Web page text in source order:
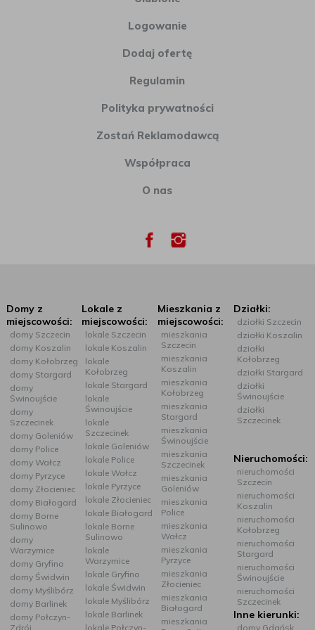
Logowanie
Dodaj ofertę
Regulamin
Polityka prywatności
Zostań Reklamodawcą
Współpraca
O nas
Domy z
miejscowości:
domy Szczecin
domy Koszalin
domy Kołobrzeg
domy Stargard
domy
Świnoujście
domy
Szczecinek
domy Goleniów
domy Police
domy Wałcz
domy Pyrzyce
domy Złocieniec
domy Białogard
domy Borne
Sulinowo
domy
Warzymice
domy Gryfino
domy Świdwin
domy Myślibórz
domy Barlinek
domy Połczyn-
Zdrój
Lokale z
miejscowości:
lokale Szczecin
lokale Koszalin
lokale
Kołobrzeg
lokale Stargard
lokale
Świnoujście
lokale
Szczecinek
lokale Goleniów
lokale Police
lokale Wałcz
lokale Pyrzyce
lokale Złocieniec
lokale Białogard
lokale Borne
Sulinowo
lokale
Warzymice
lokale Gryfino
lokale Świdwin
lokale Myślibórz
lokale Barlinek
lokale Połczyn-
Mieszkania z
miejscowości:
mieszkania
Szczecin
mieszkania
Koszalin
mieszkania
Kołobrzeg
mieszkania
Stargard
mieszkania
Świnoujście
mieszkania
Szczecinek
mieszkania
Goleniów
mieszkania
Police
mieszkania
Wałcz
mieszkania
Pyrzyce
mieszkania
Złocieniec
mieszkania
Białogard
mieszkania
Działki:
działki Szczecin
działki Koszalin
działki
Kołobrzeg
działki Stargard
działki
Świnoujście
działki
Szczecinek
Nieruchomości:
nieruchomości
Szczecin
nieruchomości
Koszalin
nieruchomości
Kołobrzeg
nieruchomości
Stargard
nieruchomości
Świnoujście
nieruchomości
Szczecinek
Inne kierunki:
domy Gdańsk